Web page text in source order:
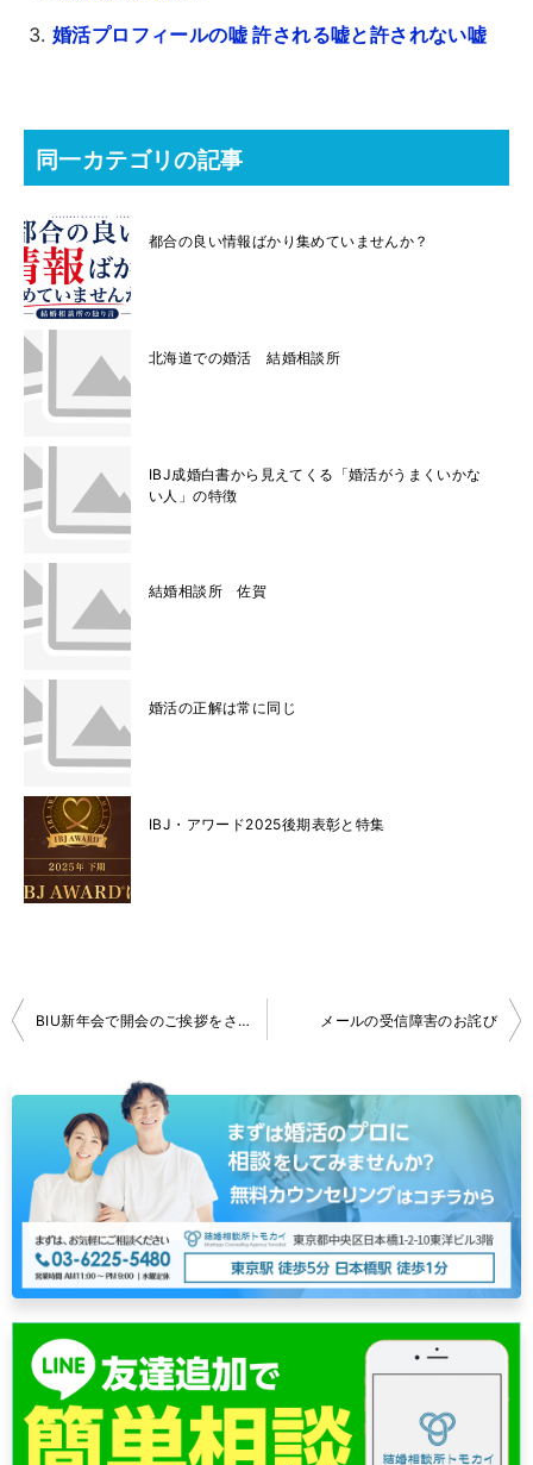
婚活プロフィールの嘘 許される嘘と許されない嘘
同一カテゴリの記事
都合の良い情報ばかり集めていませんか？
北海道での婚活 結婚相談所
IBJ成婚白書から見えてくる「婚活がうまくいかな
い人」の特徴
結婚相談所 佐賀
婚活の正解は常に同じ
IBJ・アワード2025後期表彰と特集
投
ナ
ー
ョ
ン
BIU新年会で開会のご挨拶をさせていただきました メールの受信障害のお詫び